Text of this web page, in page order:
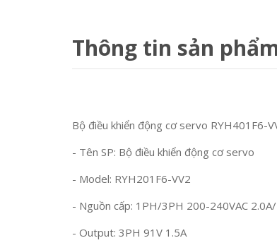
Thông tin sản
Bộ điều khiển động cơ servo RYH401F6-
- Tên SP: Bộ điều khiển động cơ servo
- Model: RYH201F6-VV2
- Nguồn cấp: 1PH/3PH 200-240VAC
- Output: 3PH 91V 1.5A